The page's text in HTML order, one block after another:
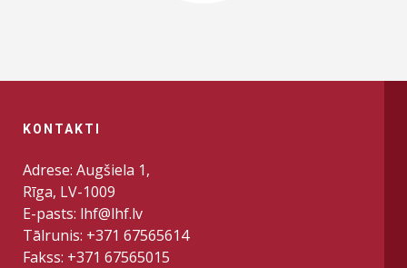
KONTAKTI
Adrese: Augšiela 1,
Rīga, LV-1009
E-pasts: lhf@lhf.lv
Tālrunis: +371 67565614
Fakss: +371 67565015